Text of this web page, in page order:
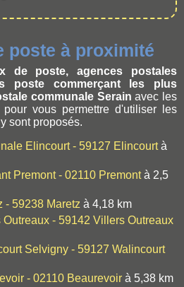
poste à proximité
de poste, agences postales
poste commerçant les plus
communale Serain avec les
vous permettre d'utiliser les
sont proposés.
Elincourt - 59127 Elincourtà
Premont - 02110 Premontà 2,5
- 59238 Maretz à 4,18 km
- 59142 Villers Outreaux
Selvigny - 59127 Walincourt
- 02110 Beaurevoir à 5,38 km